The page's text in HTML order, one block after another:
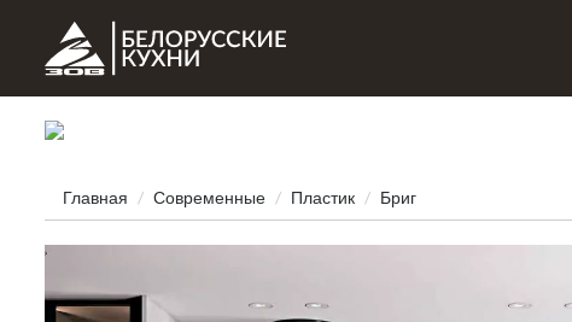
Главная Современные Пластик Бриг